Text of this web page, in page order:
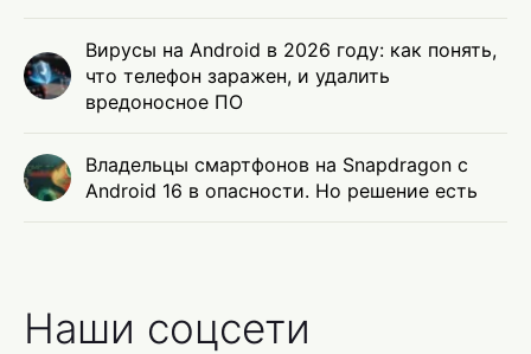
Вирусы на Android в 2026 году: как понять,
что телефон заражен, и удалить
вредоносное ПО
Владельцы смартфонов на Snapdragon с
Android 16 в опасности. Но решение есть
Наши соцсети